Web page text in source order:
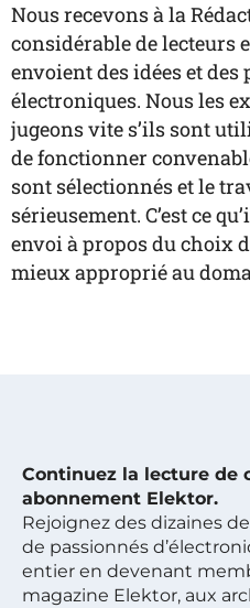
Nous recevons à la
considérable de lecteurs
envoient des idées et
électroniques. Nous les
jugeons vite s’ils sont
de fonctionner
sont sélectionnés et le
sérieusement. C’est ce
envoi à propos du choix
mieux approprié au
Continuez la lecture de
abonnement Elektor.
Rejoignez des dizaines
de passionnés
entier en devenant
magazine Elektor, aux